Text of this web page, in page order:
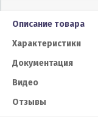
Описание товара
Характеристики
Документация
Видео
Отзывы